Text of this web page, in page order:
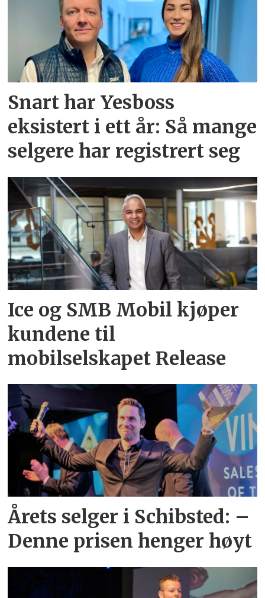
Snart har Yesboss
eksistert i ett år: Så mange
selgere har registrert seg
Ice og SMB Mobil kjøper
kundene til
mobilselskapet Release
Årets selger i Schibsted: –
Denne prisen henger høyt